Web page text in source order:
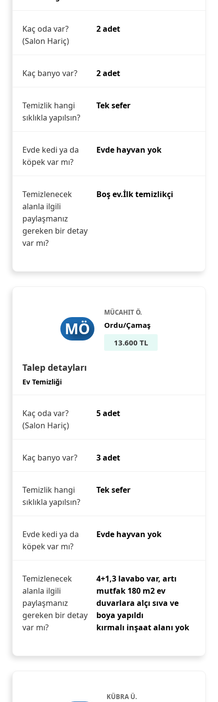
Kaç oda var?
(Salon Hariç)
2 adet
Kaç banyo var? 2 adet
Temizlik hangi
sıklıkla yapılsın?
Tek sefer
Evde kedi ya da
köpek var mı?
Evde hayvan yok
Temizlenecek
alanla ilgili
paylaşmanız
gereken bir detay
var mı?
Boş ev.İlk temizlikçi
MÖ
MÜCAHIT Ö.
Ordu/Çamaş
13.600 TL
Talep detayları
Ev Temizliği
Kaç oda var?
(Salon Hariç)
5 adet
Kaç banyo var? 3 adet
Temizlik hangi
sıklıkla yapılsın?
Tek sefer
Evde kedi ya da
köpek var mı?
Evde hayvan yok
Temizlenecek
alanla ilgili
paylaşmanız
gereken bir detay
var mı?
4+1,3 lavabo var, artı
mutfak 180 m2 ev
duvarlara alçı sıva ve
boya yapıldı
kırmalı inşaat alanı yok
KÜBRA Ü.